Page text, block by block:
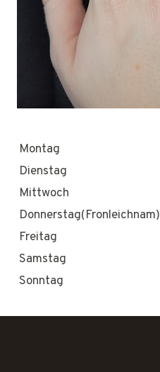
Montag
Dienstag
Mittwoch
Donnerstag(Fronleichnam)
Freitag
Samstag
Sonntag